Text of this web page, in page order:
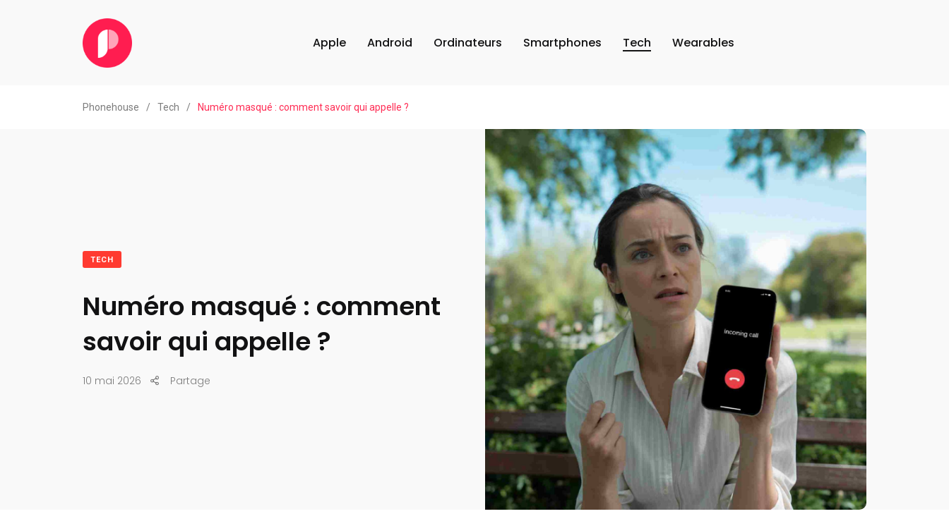
Apple Android Ordinateurs Smartphones Tech Wearables
Phonehouse / Tech / Numéro masqué : comment savoir qui appelle ?
TECH
Numéro masqué : comment
savoir qui appelle ?
10 mai 2026 Partage